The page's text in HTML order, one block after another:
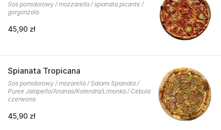
Sos pomidorowy / mozzarella / spianata picante /
gorgonzola
45,90 zł
Spianata Tropicana
Sos pomidorowy / mozarella / Salami Spianata /
Puree Jalapeño/Ananas/Kolendra/Limonka / Cebula
czerwona
45,90 zł